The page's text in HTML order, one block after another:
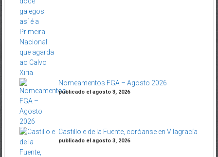
publicado el agosto 3, 2026
publicado el agosto 3, 2026